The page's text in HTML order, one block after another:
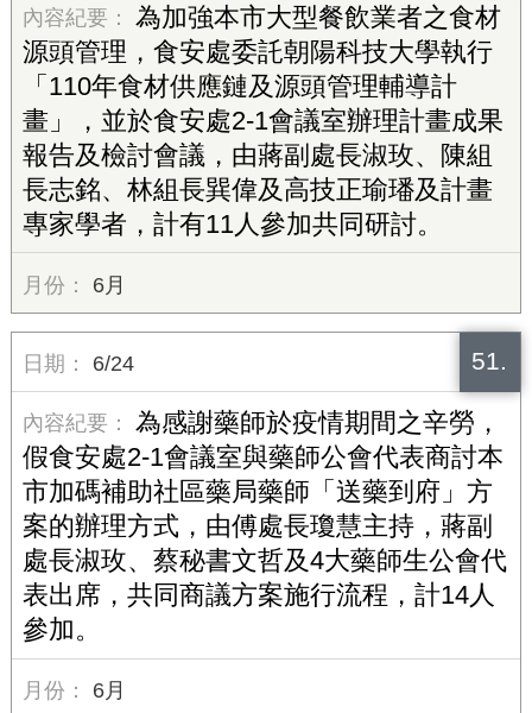
為加強本市大型餐飲業者之食材
源頭管理，食安處委託朝陽科技大學執行
「110年食材供應鏈及源頭管理輔導計
畫」，並於食安處2-1會議室辦理計畫成果
報告及檢討會議，由蔣副處長淑玫、陳組
長志銘、林組長巽偉及高技正瑜璠及計畫
專家學者，計有11人參加共同研討。
6月
51.
6/24
為感謝藥師於疫情期間之辛勞，
假食安處2-1會議室與藥師公會代表商討本
市加碼補助社區藥局藥師「送藥到府」方
案的辦理方式，由傅處長瓊慧主持，蔣副
處長淑玫、蔡秘書文哲及4大藥師生公會代
表出席，共同商議方案施行流程，計14人
參加。
6月